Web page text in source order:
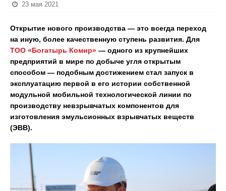
23 мая 2021
Открытие нового производства — это всегда переход
на иную, более качественную ступень развития. Для
ТОО «Богатырь Комир» — одного из крупнейших
предприятий в мире по добыче угля открытым
способом — подобным достижением стал запуск в
эксплуатацию первой в его истории собственной
модульной мобильной технологической линии по
производству невзрывчатых компонентов для
изготовления эмульсионных взрывчатых веществ
(ЭВВ).